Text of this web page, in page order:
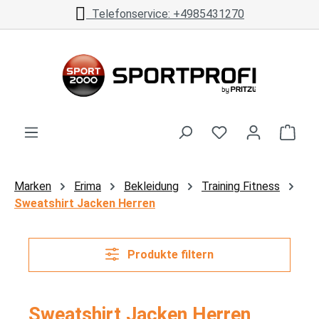
Zum Hauptinhalt springen
Telefonservice: +4985431270
Marken Erima Bekleidung
Training Fitness
Sweatshirt Jacken Herren
Produkte filtern